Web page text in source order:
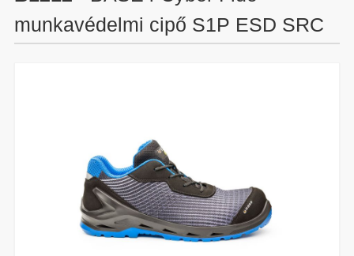
munkavédelmi cipő S1P ESD SRC